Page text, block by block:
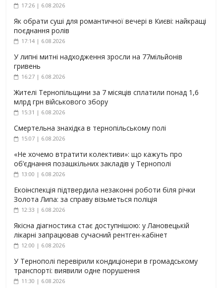
17:26 | 6.08.2026
Як обрати суші для романтичної вечері в Києві: найкращі
поєднання ролів
17:14 | 6.08.2026
У липні митні надходження зросли на 77мільйонів
гривень
16:27 | 6.08.2026
Жителі Тернопільщини за 7 місяців сплатили понад 1,6
млрд грн військового збору
15:31 | 6.08.2026
Смертельна знахідка в тернопільському полі
15:07 | 6.08.2026
«Не хочемо втратити колективи»: що кажуть про
об’єднання позашкільних закладів у Тернополі
13:00 | 6.08.2026
Екоінспекція підтвердила незаконні роботи біля річки
Золота Липа: за справу візьметься поліція
12:33 | 6.08.2026
Якісна діагностика стає доступнішою: у Лановецькій
лікарні запрацював сучасний рентген-кабінет
12:00 | 6.08.2026
У Тернополі перевірили кондиціонери в громадському
транспорті: виявили одне порушення
11:30 | 6.08.2026